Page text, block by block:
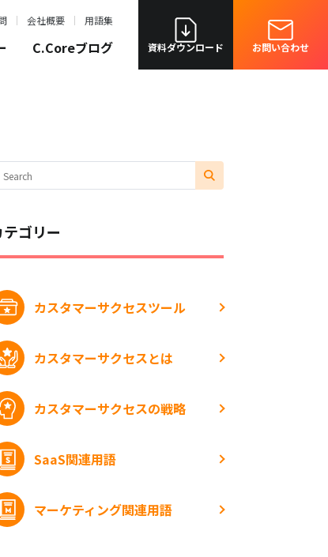
会社概要 用語集
C.Coreブログ 資料ダウンロード お問い合わせ
テゴリー
カスタマーサクセスツール
カスタマーサクセスとは
カスタマーサクセスの戦略
SaaS関連用語
マーケティング関連用語